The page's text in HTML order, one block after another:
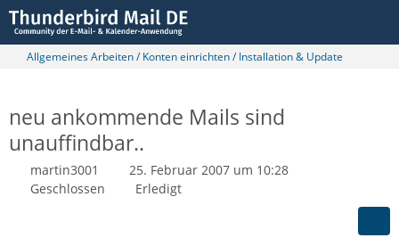
Allgemeines Arbeiten / Konten einrichten / Installation & Update
neu ankommende Mails sind
unauffindbar..
martin3001
25. Februar 2007 um 10:28
Geschlossen
Erledigt